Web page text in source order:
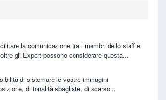
la comunicazione tra i membri dello staff e
gli Expert possono considerare questa...
di sistemare le vostre immagini
di tonalità sbagliate, di scarso...